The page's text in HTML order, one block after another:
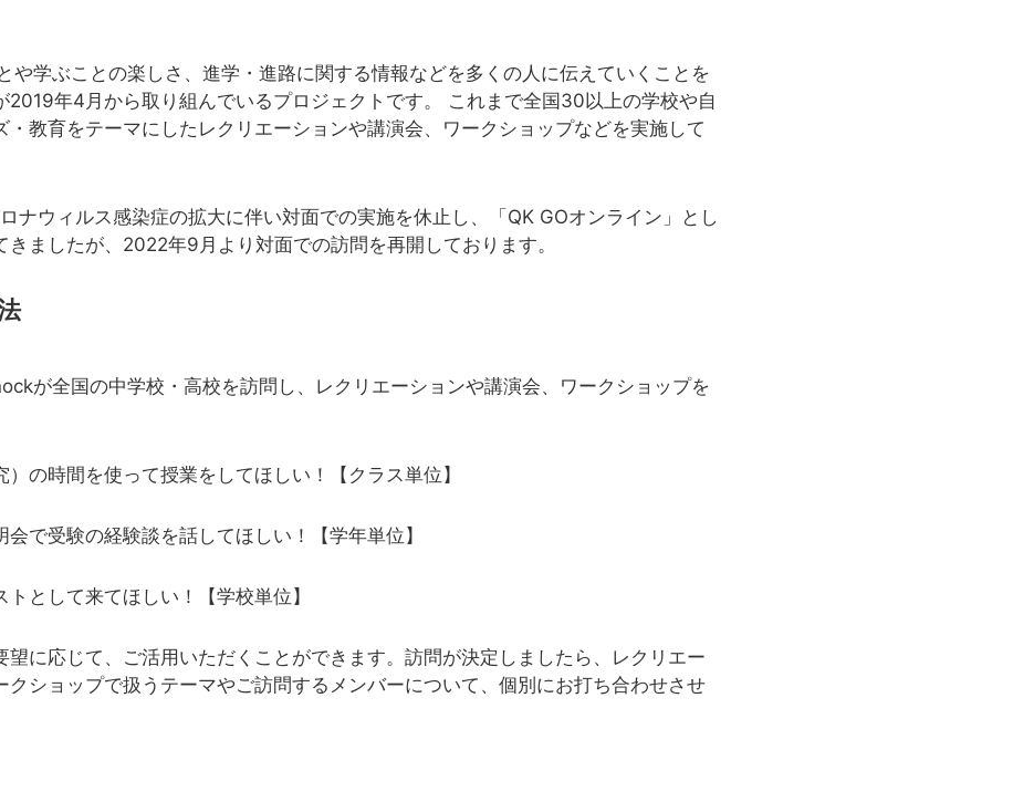
や学ぶことの楽しさ、進学・進路に関する情報などを多くの人に伝えていくことを
2019年4月から取り組んでいるプロジェクトです。 これまで全国30以上の学校や自
・教育をテーマにしたレクリエーションや講演会、ワークショップなどを実施して
ナウィルス感染症の拡大に伴い対面での実施を休止し、「QK GOオンライン」とし
きましたが、2022年9月より対面での訪問を再開しております。
が全国の中学校・高校を訪問し、レクリエーションや講演会、ワークショップを
）の時間を使って授業をしてほしい！【クラス単位】
会で受験の経験談を話してほしい！【学年単位】
トとして来てほしい！【学校単位】
望に応じて、ご活用いただくことができます。訪問が決定しましたら、レクリエー
クショップで扱うテーマやご訪問するメンバーについて、個別にお打ち合わせさせ